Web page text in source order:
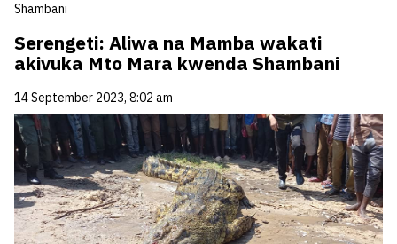
Shambani
Serengeti: Aliwa na Mamba wakati
akivuka Mto Mara kwenda Shambani
14 September 2023, 8:02 am